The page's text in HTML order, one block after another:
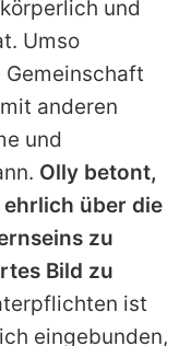
und
Umso
anderen
und
Olly betont,
über die
zu
Bild zu
ist
eingebunden,